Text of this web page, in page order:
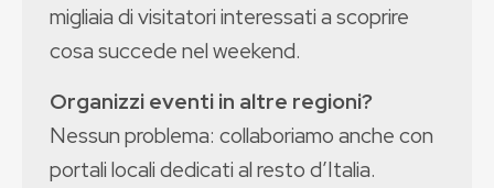
migliaia di visitatori interessati a scoprire
cosa succede nel weekend.
Organizzi eventi in altre regioni?
Nessun problema: collaboriamo anche con
portali locali dedicati al resto d’Italia.